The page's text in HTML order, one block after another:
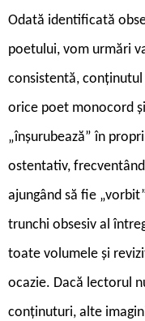
Odată identificată
poetului, vom urmări
consistentă,
orice poet monocord
„înșurubează” în
ostentativ,
ajungând să fie
trunchi obsesiv al
toate volumele și
ocazie. Dacă lectorul
conținuturi, alte